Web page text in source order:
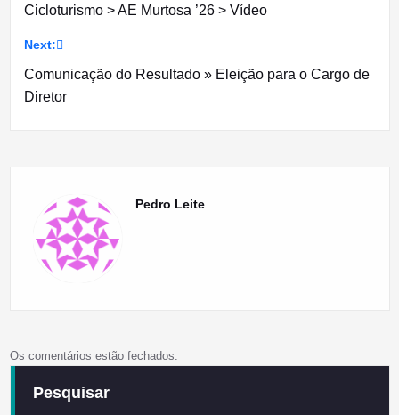
artigos
Cicloturismo > AE Murtosa ’26 > Vídeo
Next:
Comunicação do Resultado » Eleição para o Cargo de
Diretor
Pedro Leite
Os comentários estão fechados.
Pesquisar